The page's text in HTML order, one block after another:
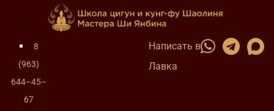
8
(963)
644–45–
67
Написать в
Лавка